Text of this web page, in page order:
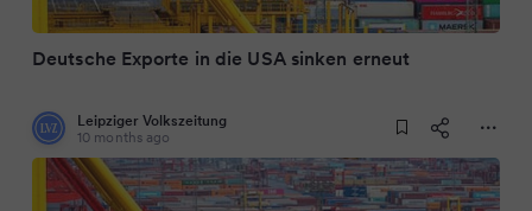
Deutsche Exporte in die USA sinken erneut
Leipziger Volkszeitung
10 months ago